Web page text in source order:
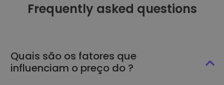
Frequently asked questions
Quais são os fatores que
influenciam o preço do ?